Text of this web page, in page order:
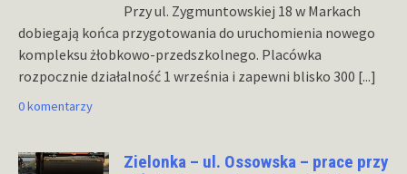
Przy ul. Zygmuntowskiej 18 w Markach
dobiegają końca przygotowania do uruchomienia nowego
kompleksu żłobkowo-przedszkolnego. Placówka
rozpocznie działalność 1 września i zapewni blisko 300 [...]
0 komentarzy
Zielonka – ul. Ossowska – prace przy